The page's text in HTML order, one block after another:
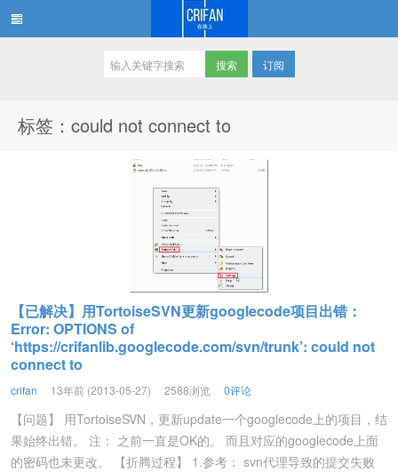
订阅
标签：could not connect to
【已解决】用TortoiseSVN更新googlecode项目出错：
Error: OPTIONS of
‘https://crifanlib.googlecode.com/svn/trunk’: could not
connect to
crifan 13年前 (2013-05-27) 2588浏览 0评论
【问题】 用TortoiseSVN，更新update一个googlecode上的项目，结
果始终出错。 注： 之前一直是OK的。 而且对应的googlecode上面
的密码也未更改。 【折腾过程】 1.参考： svn代理导致的提交失败